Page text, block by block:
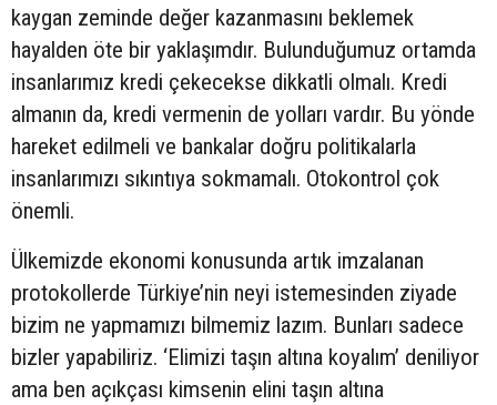
kaygan zeminde değer kazanmasını beklemek
hayalden öte bir yaklaşımdır. Bulunduğumuz ortamda
insanlarımız kredi çekecekse dikkatli olmalı. Kredi
almanın da, kredi vermenin de yolları vardır. Bu yönde
hareket edilmeli ve bankalar doğru politikalarla
insanlarımızı sıkıntıya sokmamalı. Otokontrol çok
önemli.
Ülkemizde ekonomi konusunda artık imzalanan
protokollerde Türkiye’nin neyi istemesinden ziyade
bizim ne yapmamızı bilmemiz lazım. Bunları sadece
bizler yapabiliriz. ‘Elimizi taşın altına koyalım’ deniliyor
ama ben açıkçası kimsenin elini taşın altına